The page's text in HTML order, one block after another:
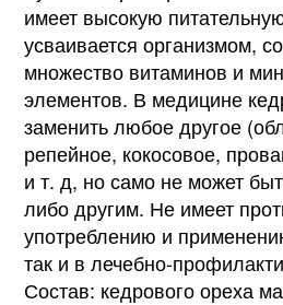
имеет высокую
усваивается организмом,
множество витаминов и
элементов. В медицине
заменить любое другое
репейное, кокосовое,
и т. д, но само не может
либо другим. Не имеет
употреблению и
так и в лечебно-
Состав: кедрового ореха